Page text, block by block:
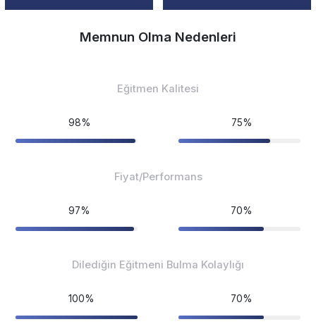
Memnun Olma Nedenleri
Eğitmen Kalitesi
98% 75%
Fiyat/Performans
97% 70%
Dilediğin Eğitmeni Bulma Kolaylığı
100% 70%